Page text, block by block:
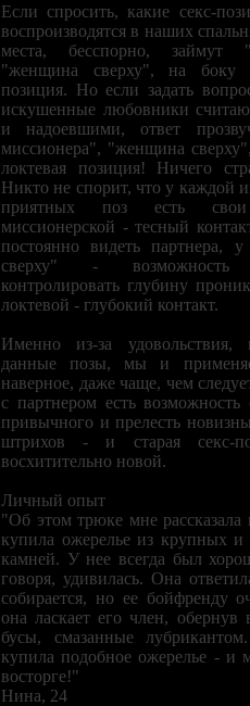
Если спросить, какие секс-
воспроизводятся в наших
места, бесспорно, займут
"женщина сверху", на боку и
позиция. Но если задать
искушенные любовники
и надоевшими, ответ
миссионера", "женщина
локтевая позиция! Ничего
Никто не спорит, что у каждой
приятных поз есть
миссионерской - тесный
постоянно видеть партнера,
сверху" -
контролировать глубину
локтевой - глубокий контакт.
Именно из-за удовольствия,
данные позы, мы и
наверное, даже чаще, чем
с партнером есть возможность
привычного и прелесть
штрихов - и старая секс-
восхитительно новой.
Личный опыт
"Об этом трюке мне рассказала
купила ожерелье из крупных и
камней. У нее всегда был
говоря, удивилась. Она
собирается, но ее бойфренду
она ласкает его член, обернув
бусы, смазанные
купила подобное ожерелье - и
восторге!"
Нина, 24